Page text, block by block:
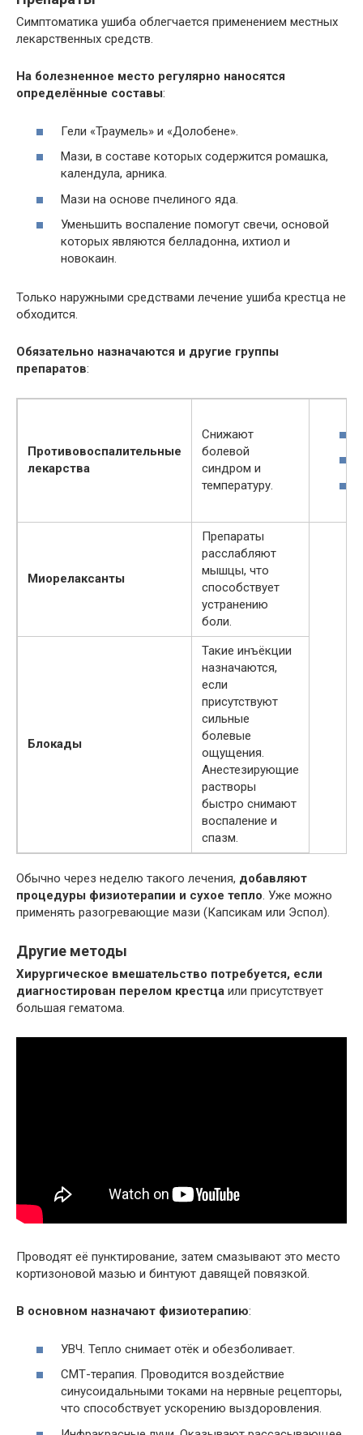
Симптоматика ушиба облегчается применением местных
лекарственных средств.
На болезненное место регулярно наносятся
определённые составы:
Гели «Траумель» и «Долобене».
Мази, в составе которых содержится ромашка,
календула, арника.
Мази на основе пчелиного яда.
Уменьшить воспаление помогут свечи, основой
которых являются белладонна, ихтиол и
новокаин.
Только наружными средствами лечение ушиба крестца не
обходится.
Обязательно назначаются и другие группы
препаратов:
Противовоспалительные
лекарства
Снижают
болевой
синдром и
температуру.
Миорелаксанты
Препараты
расслабляют
мышцы, что
способствует
устранению
боли.
Блокады
Такие инъёкции
назначаются,
если
присутствуют
сильные
болевые
ощущения.
Анестезирующие
растворы
быстро снимают
воспаление и
спазм.
Обычно через неделю такого лечения, добавляют
процедуры физиотерапии и сухое тепло. Уже можно
применять разогревающие мази (Капсикам или Эспол).
Другие методы
Хирургическое вмешательство потребуется, если
диагностирован перелом крестца или присутствует
большая гематома.
Проводят её пунктирование, затем смазывают это место
кортизоновой мазью и бинтуют давящей повязкой.
В основном назначают физиотерапию:
УВЧ. Тепло снимает отёк и обезболивает.
СМТ-терапия. Проводится воздействие
синусоидальными токами на нервные рецепторы,
что способствует ускорению выздоровления.